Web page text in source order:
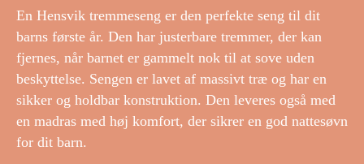
En Hensvik tremmeseng er den perfekte seng til dit
barns første år. Den har justerbare tremmer, der kan
fjernes, når barnet er gammelt nok til at sove uden
beskyttelse. Sengen er lavet af massivt træ og har en
sikker og holdbar konstruktion. Den leveres også med
en madras med høj komfort, der sikrer en god nattesøvn
for dit barn.